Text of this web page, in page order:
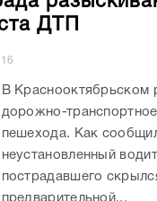
ДТП
В Краснооктябрьском
дорожно-
пешехода. Как
неустановленный
пострадавшего
предварительной...